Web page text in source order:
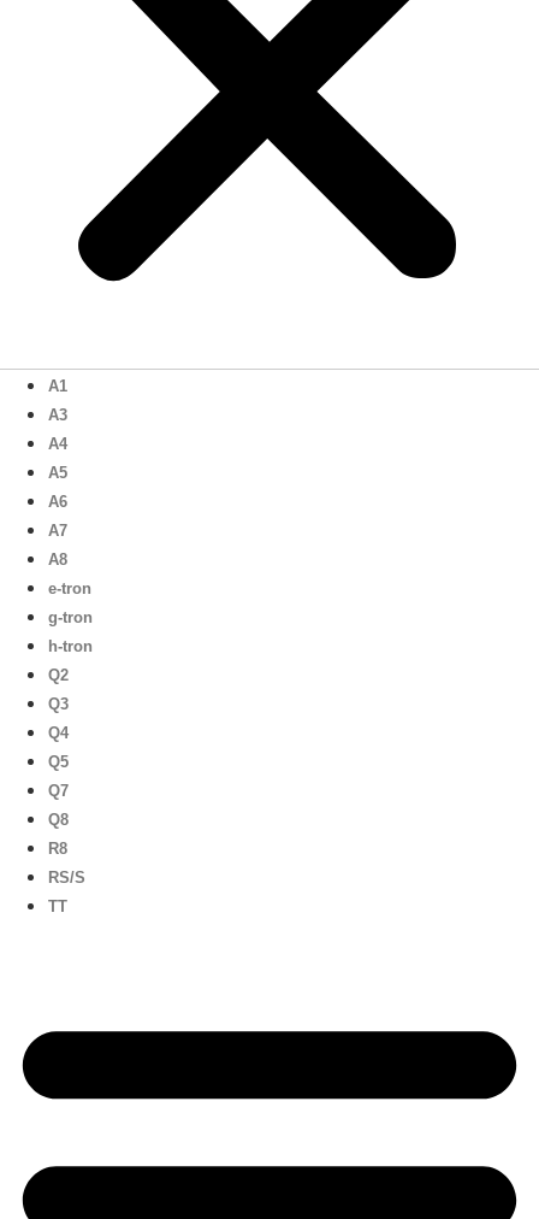
A1
A3
A4
A5
A6
A7
A8
e-tron
g-tron
h-tron
Q2
Q3
Q4
Q5
Q7
Q8
R8
RS/S
TT